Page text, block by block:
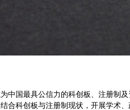
中国最具公信力的科创板、注册制
合科创板与注册制现状，开展学术